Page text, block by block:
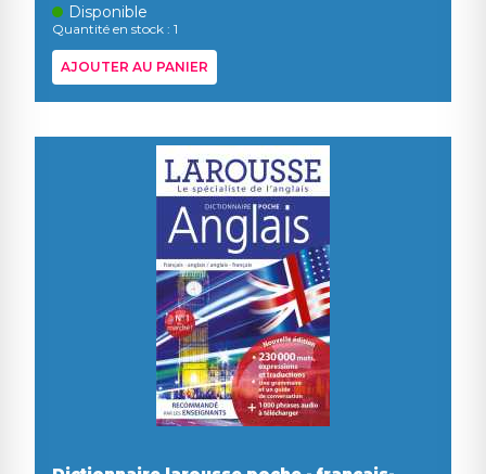
Disponible
Quantité en stock : 1
AJOUTER AU PANIER